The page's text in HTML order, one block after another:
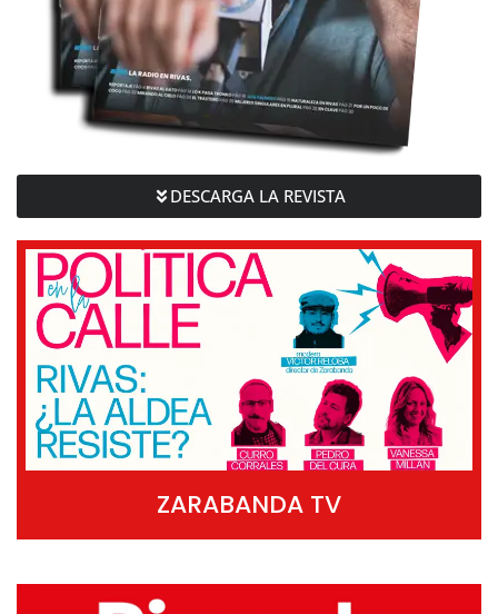
DESCARGA LA REVISTA
ZARABANDA TV